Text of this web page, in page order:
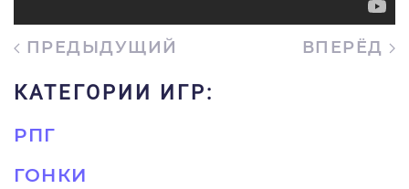
ПРЕДЫДУЩИЙ ВПЕРЁД
КАТЕГОРИИ ИГР:
РПГ
ГОНКИ